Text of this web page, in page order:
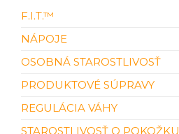
F.I.T.™
NÁPOJE
OSOBNÁ STAROSTLIVOSŤ
PRODUKTOVÉ SÚPRAVY
REGULÁCIA VÁHY
STAROSTLIVOSŤ O POKOŽKU